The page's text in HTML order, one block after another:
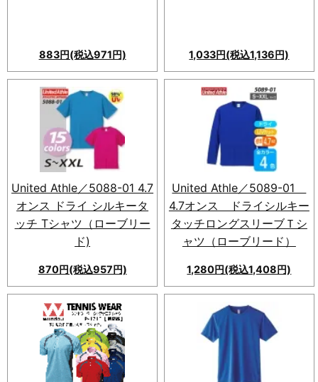
883円(税込971円)
高性能な5900-01 4.1オンス
ドライ アスレチック Tシャツ。
吸水速乾性や紫外線カット機能
を搭載し、40色展開で着心地
抜群。ダイナミックなアクティ
ブライフに最適。
1,033円(税込1,136円)
glimmer(グリマー)のドライハ
ーフパンツ 00325-ACP。メッ
シュ生地で快適、サイドプリン
トも可能。スポーツやアウトド
アで活躍。
United Athle／5088-01 4.7
オンス ドライ シルキータ
ッチ Tシャツ（ローブリー
ド)
870円(税込957円)
United Athle／5089-01
4.7オンス ドライシルキー
タッチロングスリーブＴシ
ャツ（ローブリード）
1,280円(税込1,408円)